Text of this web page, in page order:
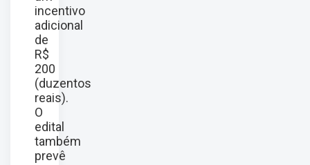
incentivo
adicional
de
R$
200
(duzentos
reais).
O
edital
também
prevê